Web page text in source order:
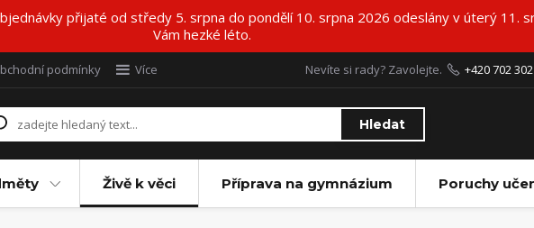
přijaté od středy 5. srpna do pondělí 10. srpna 2026 odeslány v úterý 11.
Vám hezké léto.
podmínky Více
Hledat
Nevíte si rady? Zavolejte. +420 702
Živě k věci Příprava na gymnázium Poruchy